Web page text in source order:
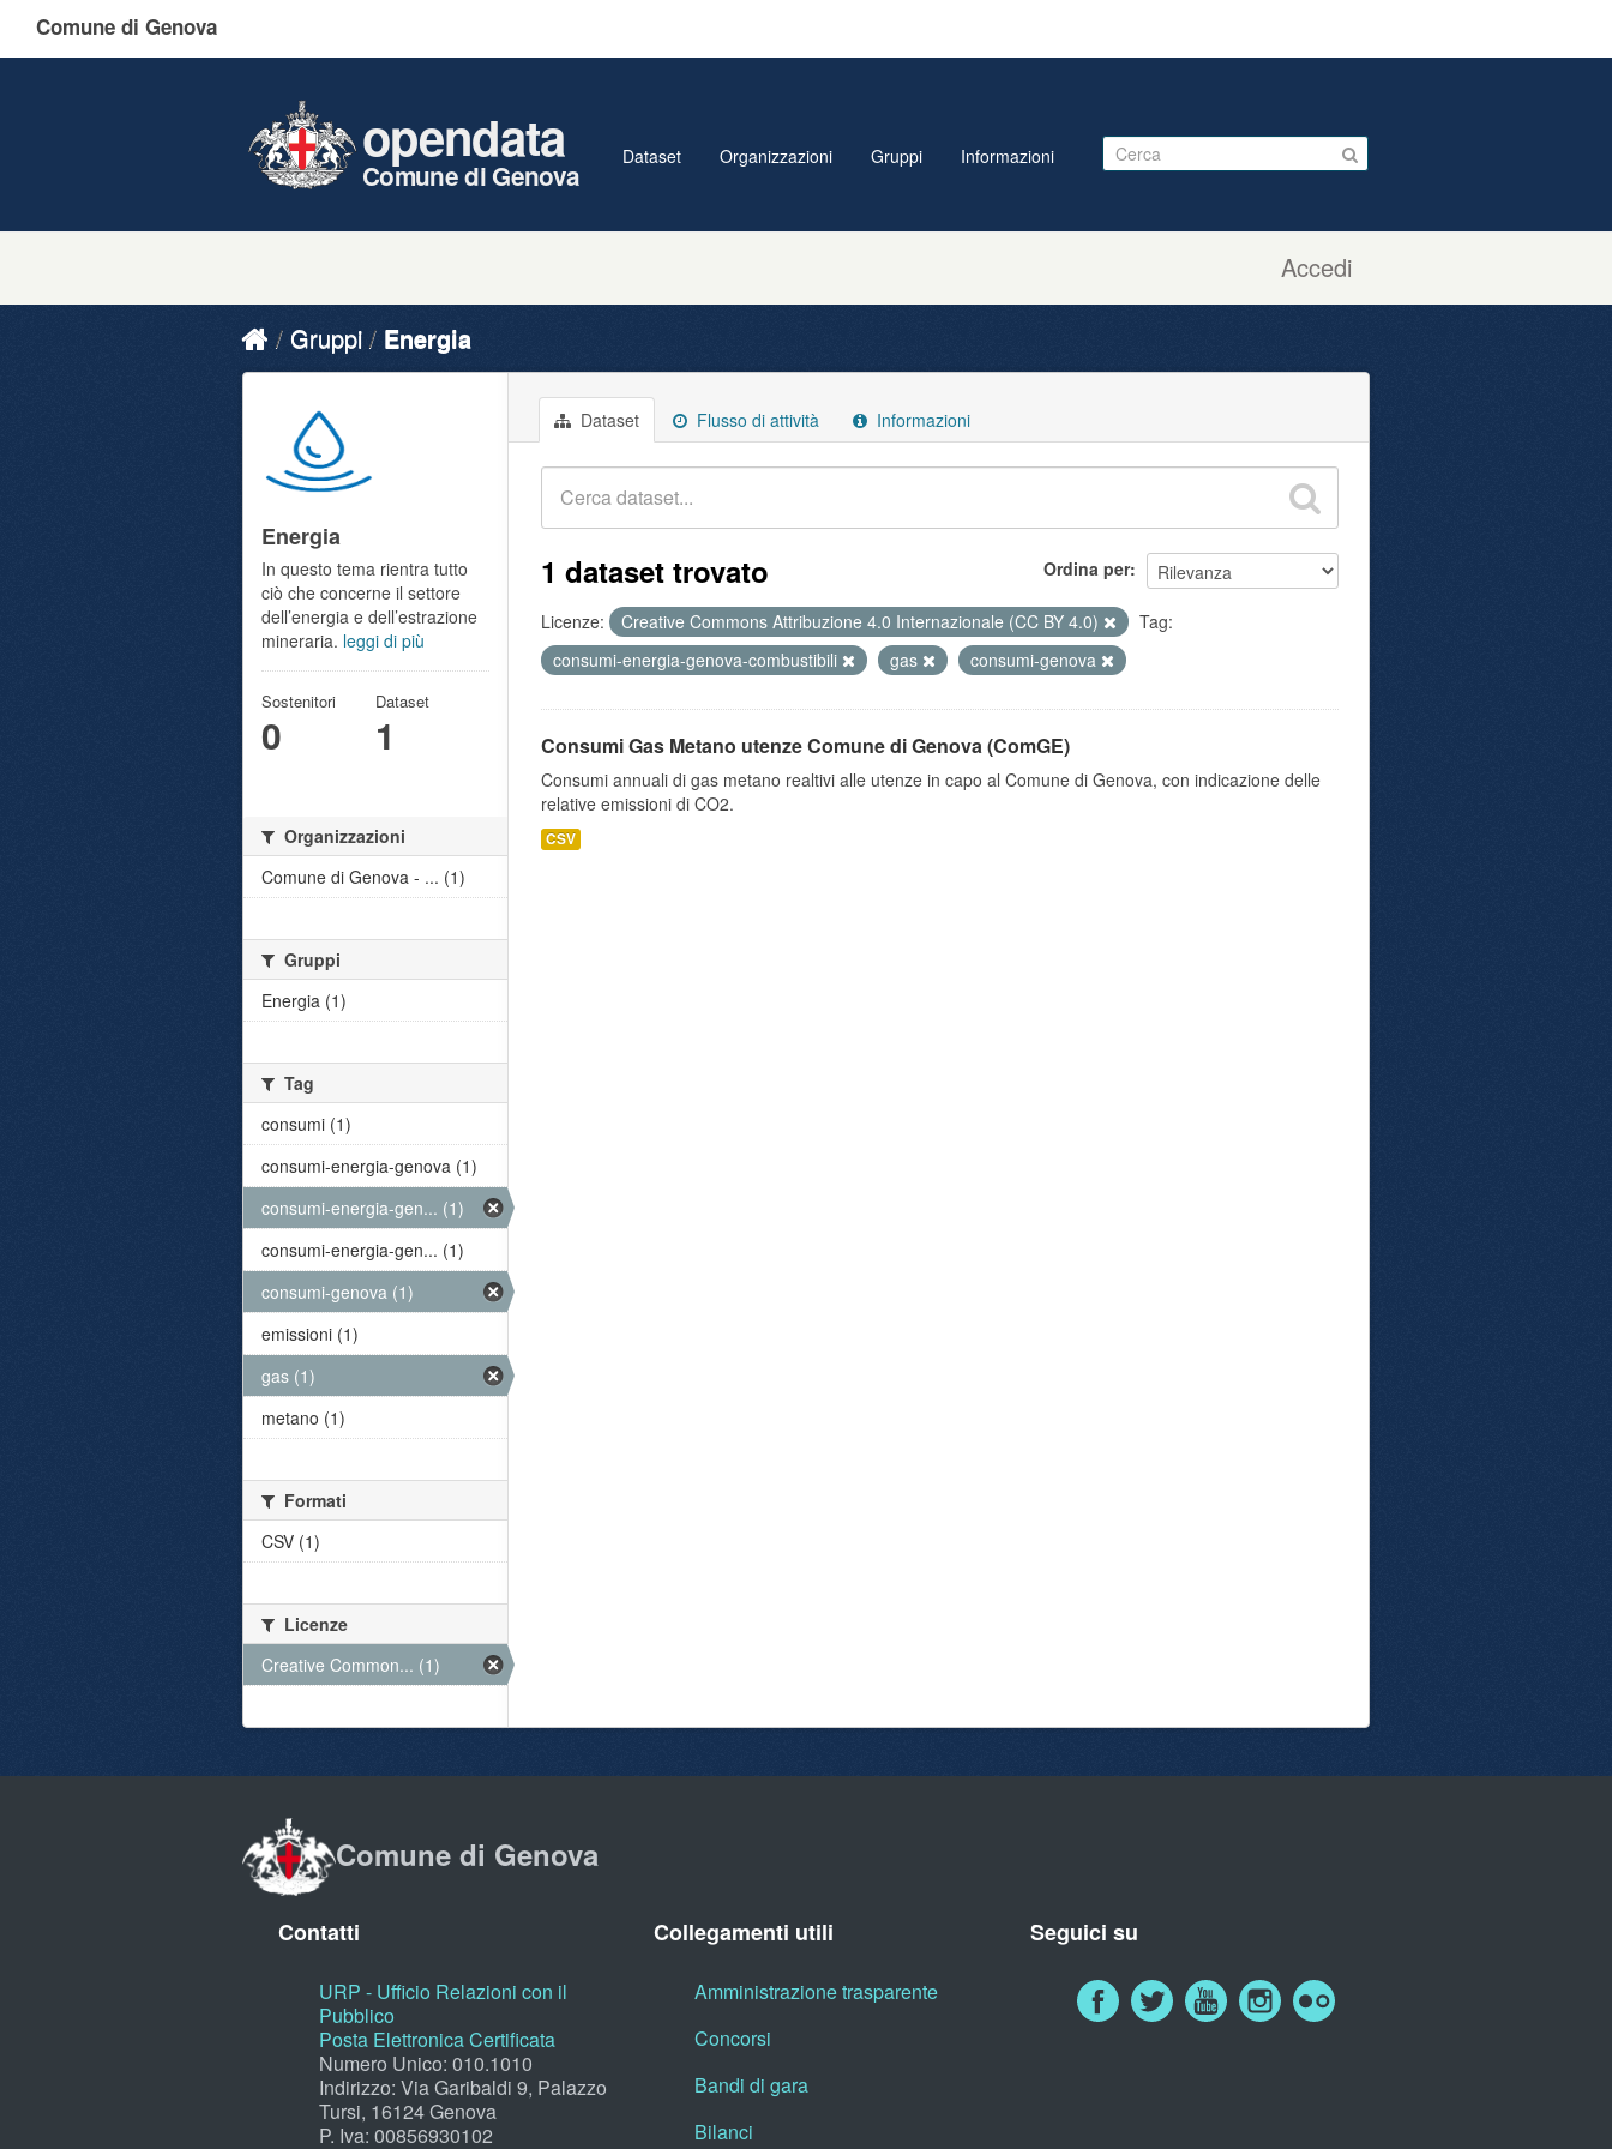
Comune di Genova
Accedi
opendata
Comune di Genova
Dataset Organizzazioni Gruppi Informazioni
Gruppi Energia
Dataset Flusso di attività Informazioni
Ordina per
1 dataset trovato
Licenze: Creative Commons Attribuzione 4.0 Internazionale (CC BY 4.0)
Tag:
consumi-energia-genova-combustibili
gas consumi-genova
Consumi Gas Metano utenze Comune di Genova (ComGE)
Consumi annuali di gas metano realtivi alle utenze in capo al Comune di Genova, con indicazione delle
relative emissioni di CO2.
CSV
Energia
In questo tema rientra tutto
ciò che concerne il settore
dell’energia e dell’estrazione
mineraria. leggi di più
Sostenitori
0
Dataset
1
Organizzazioni
Comune di Genova - ... (1)
Gruppi
Energia (1)
Tag
consumi (1)
consumi-energia-genova (1)
consumi-energia-gen... (1)
consumi-energia-gen... (1)
consumi-genova (1)
emissioni (1)
gas (1)
metano (1)
Formati
CSV (1)
Licenze
Creative Common... (1)
Comune di Genova
Contatti
URP - Ufficio Relazioni con il
Pubblico
Posta Elettronica Certificata
Numero Unico: 010.1010
Indirizzo: Via Garibaldi 9, Palazzo
Tursi, 16124 Genova
P. Iva: 00856930102
Collegamenti utili
Amministrazione trasparente
Concorsi
Bandi di gara
Bilanci
Seguici su